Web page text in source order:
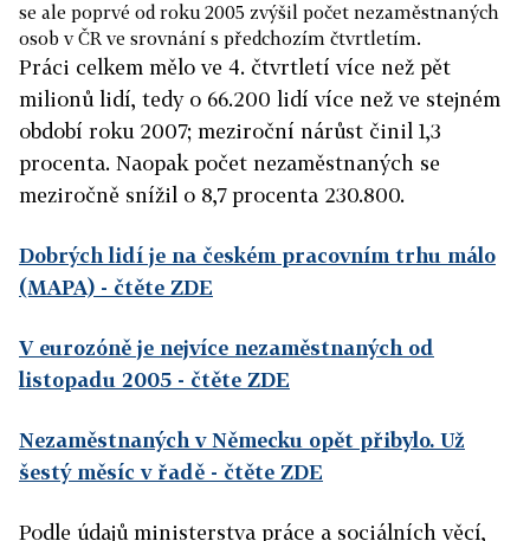
se ale poprvé od roku 2005 zvýšil počet nezaměstnaných
osob v ČR ve srovnání s předchozím čtvrtletím.
Práci celkem mělo ve 4. čtvrtletí více než pět
milionů lidí, tedy o 66.200 lidí více než ve stejném
období roku 2007; meziroční nárůst činil 1,3
procenta. Naopak počet nezaměstnaných se
meziročně snížil o 8,7 procenta 230.800.
Dobrých lidí je na českém pracovním trhu málo
(MAPA) - čtěte ZDE
V eurozóně je nejvíce nezaměstnaných od
listopadu 2005 - čtěte ZDE
Nezaměstnaných v Německu opět přibylo. Už
šestý měsíc v řadě - čtěte ZDE
Podle údajů ministerstva práce a sociálních věcí,